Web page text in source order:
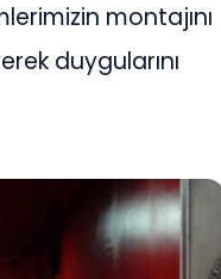
montajını
duygularını